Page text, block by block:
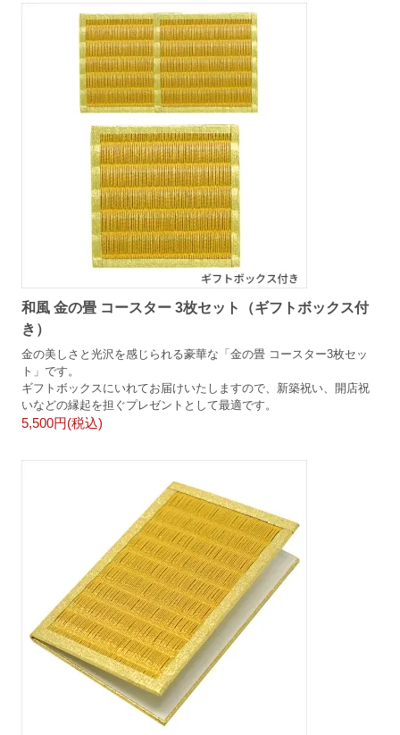
和風 金の畳 コースター 3枚セット（ギフトボックス付
き）
金の美しさと光沢を感じられる豪華な「金の畳 コースター3枚セッ
ト」です。
ギフトボックスにいれてお届けいたしますので、新築祝い、開店祝
いなどの縁起を担ぐプレゼントとして最適です。
5,500円(税込)